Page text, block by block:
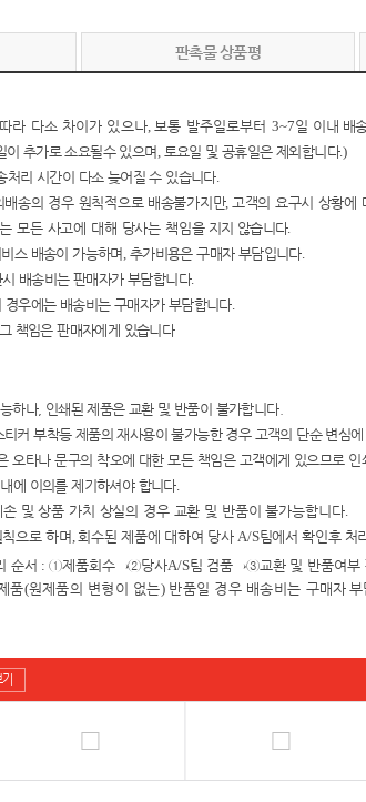
판촉물 상품평
라 다소 차이가 있으나,보통 발주일로부터 3~7일 이내 배
이 추가로 소요될수 있으며, 토요일 및 공휴일은 제외합니다.)
처리 시간이 다소 늦어질 수 있습니다.
배송의 경우 원칙적으로 배송불가지만, 고객의 요구시 상황에
모든 사고에 대해 당사는 책임을 지지 않습니다.
스 배송이 가능하며, 추가비용은 구매자 부담입니다.
배송비는 판매자가 부담합니다.
경우에는 배송비는 구매자가 부담합니다.
책임은 판매자에게 있습니다
하나, 인쇄된 제품은 교환 및 반품이 불가합니다.
티커 부착등 제품의 재사용이 불가능한 경우 고객의 단순 변심
오타나 문구의 착오에 대한 모든 책임은 고객에게 있으므로 인
에 이의를 제기하셔야 합니다.
및 상품 가치 상실의 경우 교환 및 반품이 불가능합니다.
으로 하며,회수된 제품에 대하여 당사A/S팀에서 확인후 처
순서 :①제품회수→②당사A/S팀 검품 →③교환 및 반품여부
품(원제품의 변형이 없는) 반품일 경우 배송비는 구매자 부